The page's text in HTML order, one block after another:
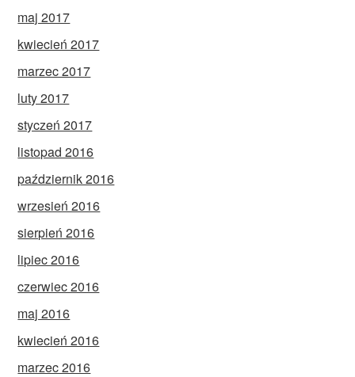
maj 2017
kwiecień 2017
marzec 2017
luty 2017
styczeń 2017
listopad 2016
październik 2016
wrzesień 2016
sierpień 2016
lipiec 2016
czerwiec 2016
maj 2016
kwiecień 2016
marzec 2016